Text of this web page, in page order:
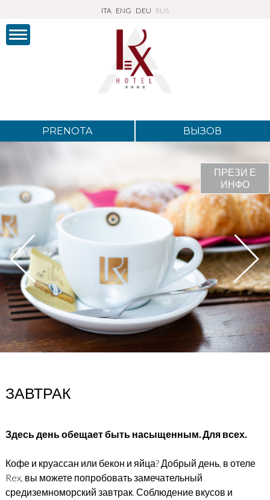
ITA ENG DEU RUS
ПРЕЗИ Е
ИНФО
ВЫЗОВ
PRENOTA
ЗАВТРАК
Здесь день обещает быть насыщенным. Для всех.
Кофе и круассан или бекон и яйца? Добрый день, в отеле
Rex, вы можете попробовать замечательный
средиземноморский завтрак. Соблюдение вкусов и